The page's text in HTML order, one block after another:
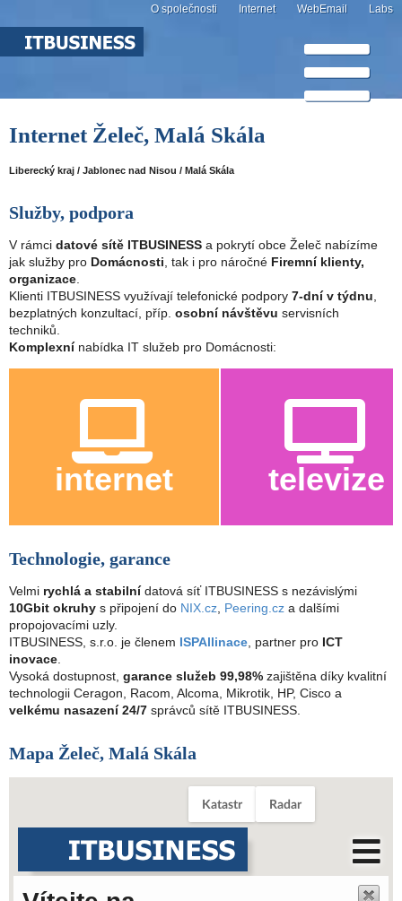
O společnosti Internet WebEmail Labs
Internet Želeč, Malá Skála
Liberecký kraj / Jablonec nad Nisou / Malá Skála
Služby, podpora
V rámci datové sítě ITBUSINESS a pokrytí obce Želeč nabízíme
jak služby pro Domácnosti , tak i pro náročné Firemní klienty,
organizace
Klienti ITBUSINESS využívají telefonické podpory 7-dní v týdnu
bezplatných konzultací, příp. osobní návštěvu servisních
techniků.
Komplexnínabídka IT služeb pro Domácnosti:
internet televize
Technologie, garance
Velmi rychlá a stabilnídatová síť ITBUSINESS s nezávislými
10Gbit okruhy s připojení do NIX.cz, Peering.cz a dalšími
propojovacími uzly.
ITBUSINESS, s.r.o. je členem ISPAllinace, partner pro ICT
inovace.
Vysoká dostupnost, garance služeb 99,98% zajištěna díky kvalitní
technologii Ceragon, Racom, Alcoma, Mikrotik, HP, Cisco a
velkému nasazení 24/7 správců sítě ITBUSINESS.
Mapa Želeč, Malá Skála